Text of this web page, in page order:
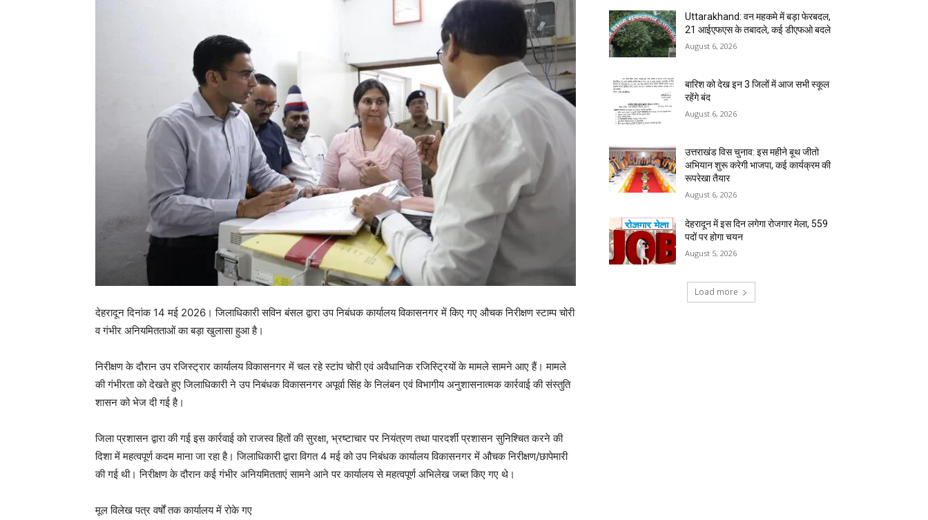
देहरादून दिनांक 14 मई 2026। जिलाधिकारी सविन बंसल द्वारा उप निबंधक कार्यालय विकासनगर में किए गए औचक निरीक्षण स्टाम्प चोरी
व गंभीर अनियमितताओं का बड़ा खुलासा हुआ है।
निरीक्षण के दौरान उप रजिस्ट्रार कार्यालय विकासनगर में चल रहे स्टांप चोरी एवं अवैधानिक रजिस्ट्रियों के मामले सामने आए हैं। मामले
की गंभीरता को देखते हुए जिलाधिकारी ने उप निबंधक विकासनगर अपूर्वा सिंह के निलंबन एवं विभागीय अनुशासनात्मक कार्रवाई की संस्तुति
शासन को भेज दी गई है।
जिला प्रशासन द्वारा की गई इस कार्रवाई को राजस्व हितों की सुरक्षा, भ्रष्टाचार पर नियंत्रण तथा पारदर्शी प्रशासन सुनिश्चित करने की
दिशा में महत्वपूर्ण कदम माना जा रहा है। जिलाधिकारी द्वारा विगत 4 मई को उप निबंधक कार्यालय विकासनगर में औचक निरीक्षण/छापेमारी
की गई थी। निरीक्षण के दौरान कई गंभीर अनियमितताएं सामने आने पर कार्यालय से महत्वपूर्ण अभिलेख जब्त किए गए थे।
मूल विलेख पत्र वर्षों तक कार्यालय में रोके गए
Uttarakhand: वन महकमे में बड़ा फेरबदल,
21 आईएफएस के तबादले, कई डीएफओ बदले
August 6, 2026
बारिश को देख इन 3 जिलों में आज सभी स्कूल
रहेंगे बंद
August 6, 2026
उत्तराखंड विस चुनाव: इस महीने बूथ जीतो
अभियान शुरू करेगी भाजपा, कई कार्यक्रम की
रूपरेखा तैयार
August 6, 2026
देहरादून में इस दिन लगेगा रोजगार मेला, 559
पदों पर होगा चयन
August 5, 2026
Load more